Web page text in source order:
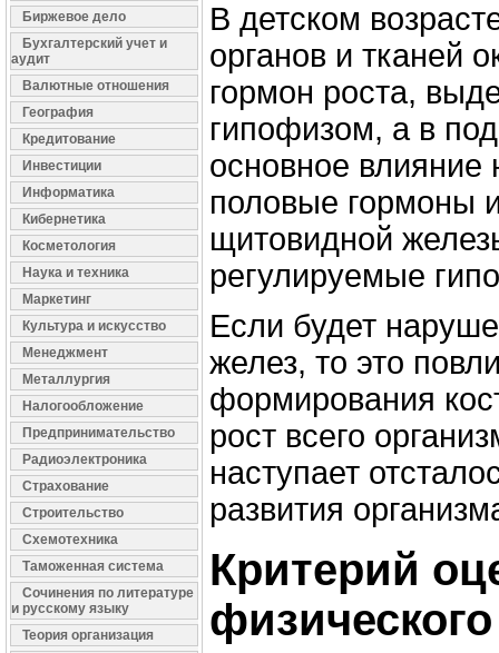
Биржевое дело
Бухгалтерский учет и
аудит
Валютные отношения
География
Кредитование
Инвестиции
Информатика
Кибернетика
Косметология
Наука и техника
Маркетинг
Культура и искусство
Менеджмент
Металлургия
Налогообложение
Предпринимательство
Радиоэлектроника
Страхование
Строительство
Схемотехника
Таможенная система
Сочинения по литературе
и русскому языку
Теория организация
В детском
органов и тканей
гормон роста,
гипофизом, а в
основное влияние
половые гормоны
щитовидной
регулируемые
Если будет
желез, то это
формирования
рост всего
наступает
развития
Критерий